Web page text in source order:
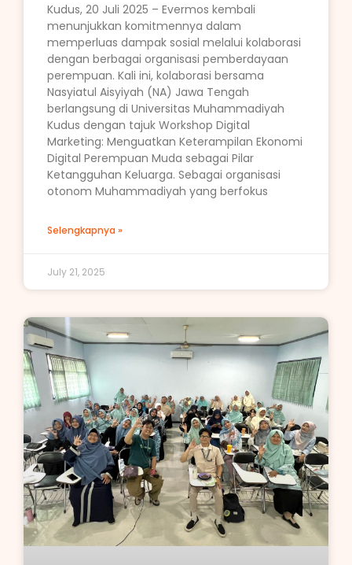
Kudus, 20 Juli 2025 – Evermos kembali
menunjukkan komitmennya dalam
memperluas dampak sosial melalui kolaborasi
dengan berbagai organisasi pemberdayaan
perempuan. Kali ini, kolaborasi bersama
Nasyiatul Aisyiyah (NA) Jawa Tengah
berlangsung di Universitas Muhammadiyah
Kudus dengan tajuk Workshop Digital
Marketing: Menguatkan Keterampilan Ekonomi
Digital Perempuan Muda sebagai Pilar
Ketangguhan Keluarga. Sebagai organisasi
otonom Muhammadiyah yang berfokus
Selengkapnya »
July 21, 2025